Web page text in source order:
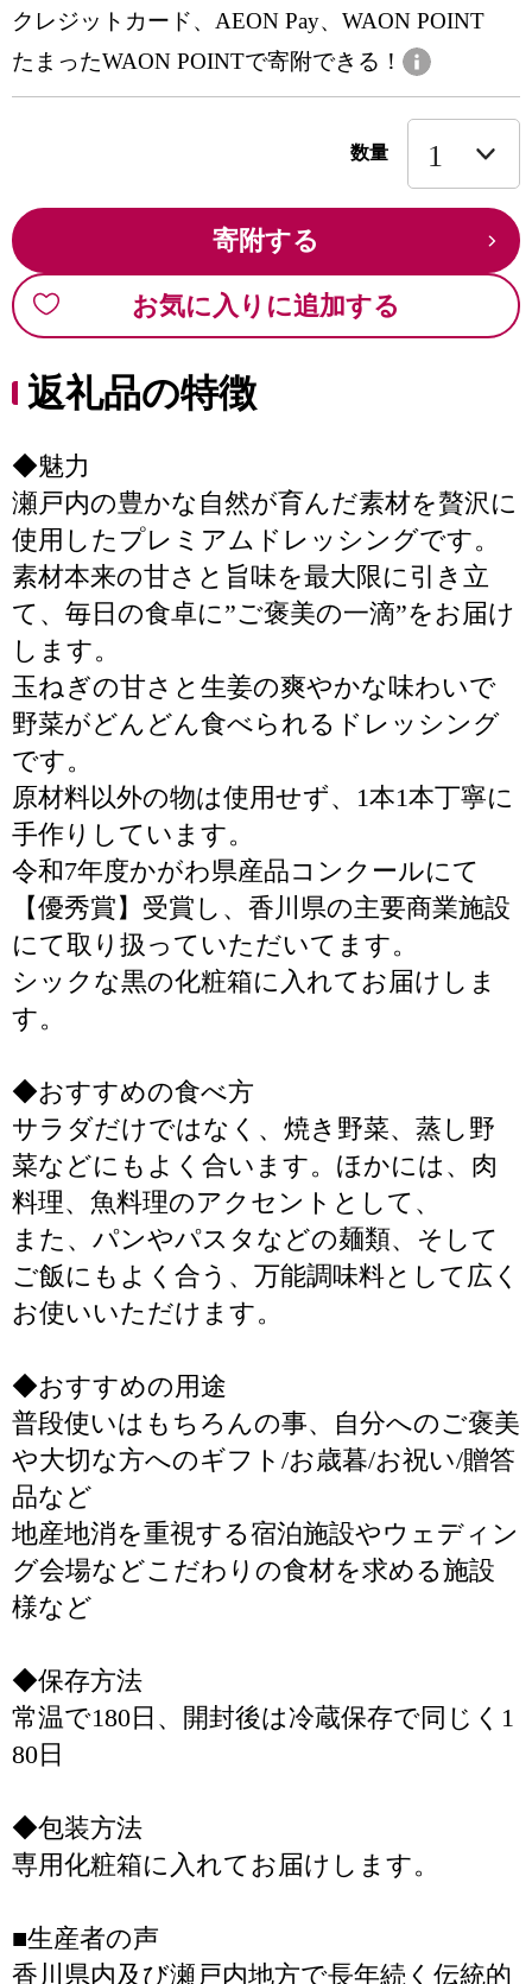
クレジットカード、AEON Pay、WAON POINT
たまったWAON POINTで寄附できる！
数量
寄附する
お気に入りに追加する
返礼品の特徴
◆魅力
瀬戸内の豊かな自然が育んだ素材を贅沢に
使用したプレミアムドレッシングです。
素材本来の甘さと旨味を最大限に引き立
て、毎日の食卓に”ご褒美の一滴”をお届け
します。
玉ねぎの甘さと生姜の爽やかな味わいで
野菜がどんどん食べられるドレッシング
です。
原材料以外の物は使用せず、1本1本丁寧に
手作りしています。
令和7年度かがわ県産品コンクールにて
【優秀賞】受賞し、香川県の主要商業施設
にて取り扱っていただいてます。
シックな黒の化粧箱に入れてお届けしま
す。
◆おすすめの食べ方
サラダだけではなく、焼き野菜、蒸し野
菜などにもよく合います。ほかには、肉
料理、魚料理のアクセントとして、
また、パンやパスタなどの麺類、そして
ご飯にもよく合う、万能調味料として広く
お使いいただけます。
◆おすすめの用途
普段使いはもちろんの事、自分へのご褒美
や大切な方へのギフト/お歳暮/お祝い/贈答
品など
地産地消を重視する宿泊施設やウェディン
グ会場などこだわりの食材を求める施設
様など
◆保存方法
常温で180日、開封後は冷蔵保存で同じく1
80日
◆包装方法
専用化粧箱に入れてお届けします。
■生産者の声
香川県内及び瀬戸内地方で長年続く伝統的